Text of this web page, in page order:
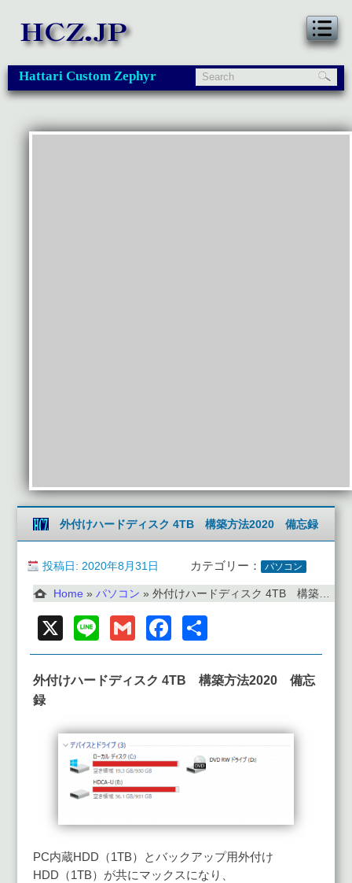
Hattari Custom Zephyr
外付けハードディスク 4TB 構築方法2020 備忘録
投稿日: 2020年8月31日 カテゴリー： パソコン
Home » パソコン » 外付けハードディスク 4TB 構築方法2020 備忘録
X Line GmailFacebook
有
外付けハードディスク 4TB 構築方法2020 備忘
録
PC内蔵HDD（1TB）とバックアップ用外付け
HDD（1TB）が共にマックスになり、